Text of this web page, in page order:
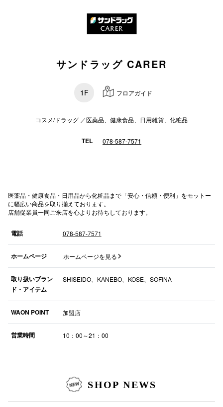
サンドラッグ CARER
1F フロアガイド
コスメ/ドラッグ ／医薬品、健康食品、日用雑貨、化粧品
TEL 078-587-7571
医薬品・健康食品・日用品から化粧品まで「安心・信頼・便利」をモットー
に幅広い商品を取り揃えております。
店舗従業員一同ご来店を心よりお待ちしております。
電話 078-587-7571
ホームページ ホームページを見る
取り扱いブラン
ド・アイテム
SHISEIDO、KANEBO、KOSE、SOFINA
WAON POINT 加盟店
営業時間 10：00～21：00
SHOP NEWS
那覇オ